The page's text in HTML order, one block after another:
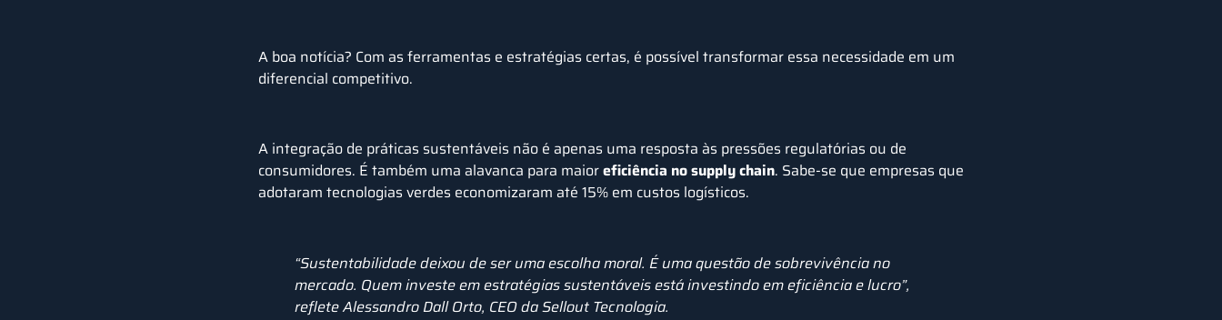
A boa notícia? Com as ferramentas e estratégias certas, é possível transformar essa necessidade em um
diferencial competitivo.
A integração de práticas sustentáveis não é apenas uma resposta às pressões regulatórias ou de
consumidores. É também uma alavanca para maioreficiência no supply chain. Sabe-se que empresas que
adotaram tecnologias verdes economizaram até 15% em custos logísticos.
“Sustentabilidade deixou de ser uma escolha moral. É uma questão de sobrevivência no
mercado. Quem investe em estratégias sustentáveis está investindo em eficiência e lucro”,
refleteAlessandro Dall Orto, CEO da Sellout Tecnologia.